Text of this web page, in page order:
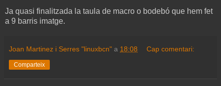
Ja quasi finalitzada la taula de macro o bodebó que hem fet
a 9 barris imatge.
Joan Martinez i Serres "linuxbcn" a 18:08 Cap comentari:
Comparteix